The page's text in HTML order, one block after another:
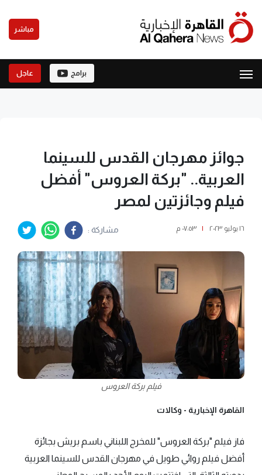
مباشر
برامج عاجل
جوائز مهرجان القدس للسينما
العربية.. "بركة العروس" أفضل
فيلم وجائزتين لمصر
١٦ يوليو ٢٠٢٣ | ٠٧:٥٣ م مشاركة :
فيلم بركة العروس
القاهرة الإخبارية - وكالات
فاز فيلم "بركة العروس" للمخرج اللبناني باسم بريش بجائزة
أفضل فيلم روائي طويل في مهرجان القدس للسينما العربية